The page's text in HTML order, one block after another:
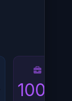
100+